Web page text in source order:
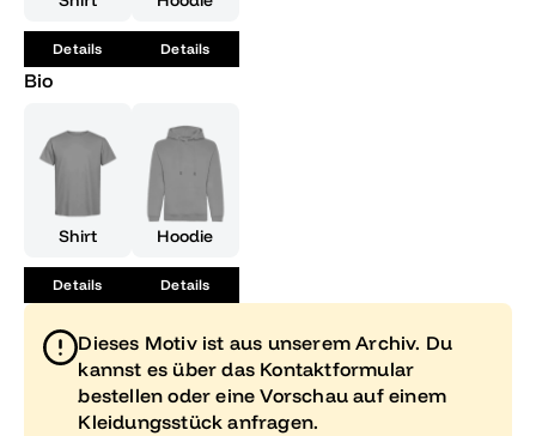
es geschafft hast.
Details Details
Bio
Shirt
Details
Hoodie
Details
Dieses Motiv ist aus unserem Archiv. Du
kannst es über das Kontaktformular
bestellen oder eine Vorschau auf einem
Kleidungsstück anfragen.